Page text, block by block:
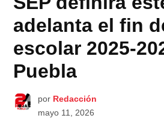
adelanta el fin
escolar 2025-
Puebla
por Redacción
mayo 11, 2026